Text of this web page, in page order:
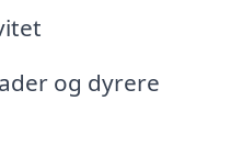
og dyrere